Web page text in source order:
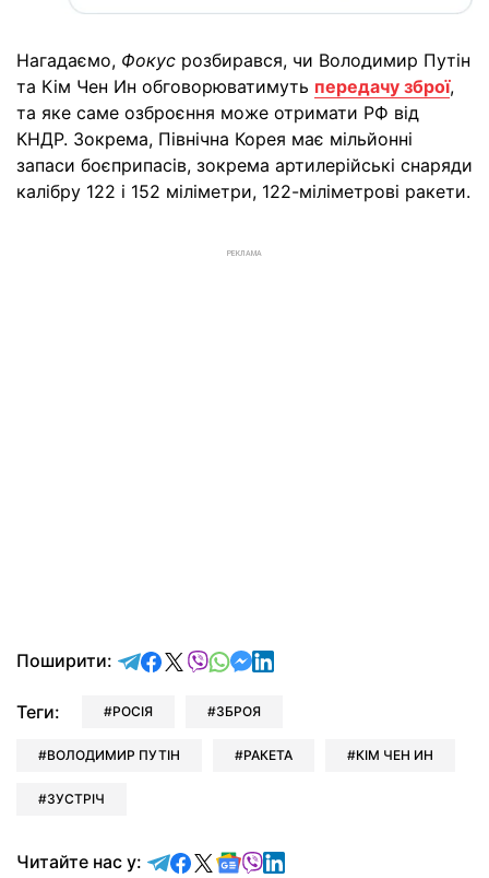
Нагадаємо, Фокус розбирався, чи Володимир Путін
та Кім Чен Ин обговорюватимуть передачу зброї,
та яке саме озброєння може отримати РФ від
КНДР. Зокрема, Північна Корея має мільйонні
запаси боєприпасів, зокрема артилерійські снаряди
калібру 122 і 152 міліметри, 122-міліметрові ракети.
РЕКЛАМА
Поширити: відправити у Telegram
поділитись у Facebook
поділитись у X
відправити у Viber
відправити у Whatsapp
відправити у Messenger
відправити у LinkedIn
Теги: РОСІЯ ЗБРОЯ
ВОЛОДИМИР ПУТІН РАКЕТА КІМ ЧЕН ИН
ЗУСТРІЧ
Читайте нас у: Читайте у Telegram
Читайте у Facebook
Читайте у X
Читайте у Google news
Читайте у Viber
Читайте у LinkedIn